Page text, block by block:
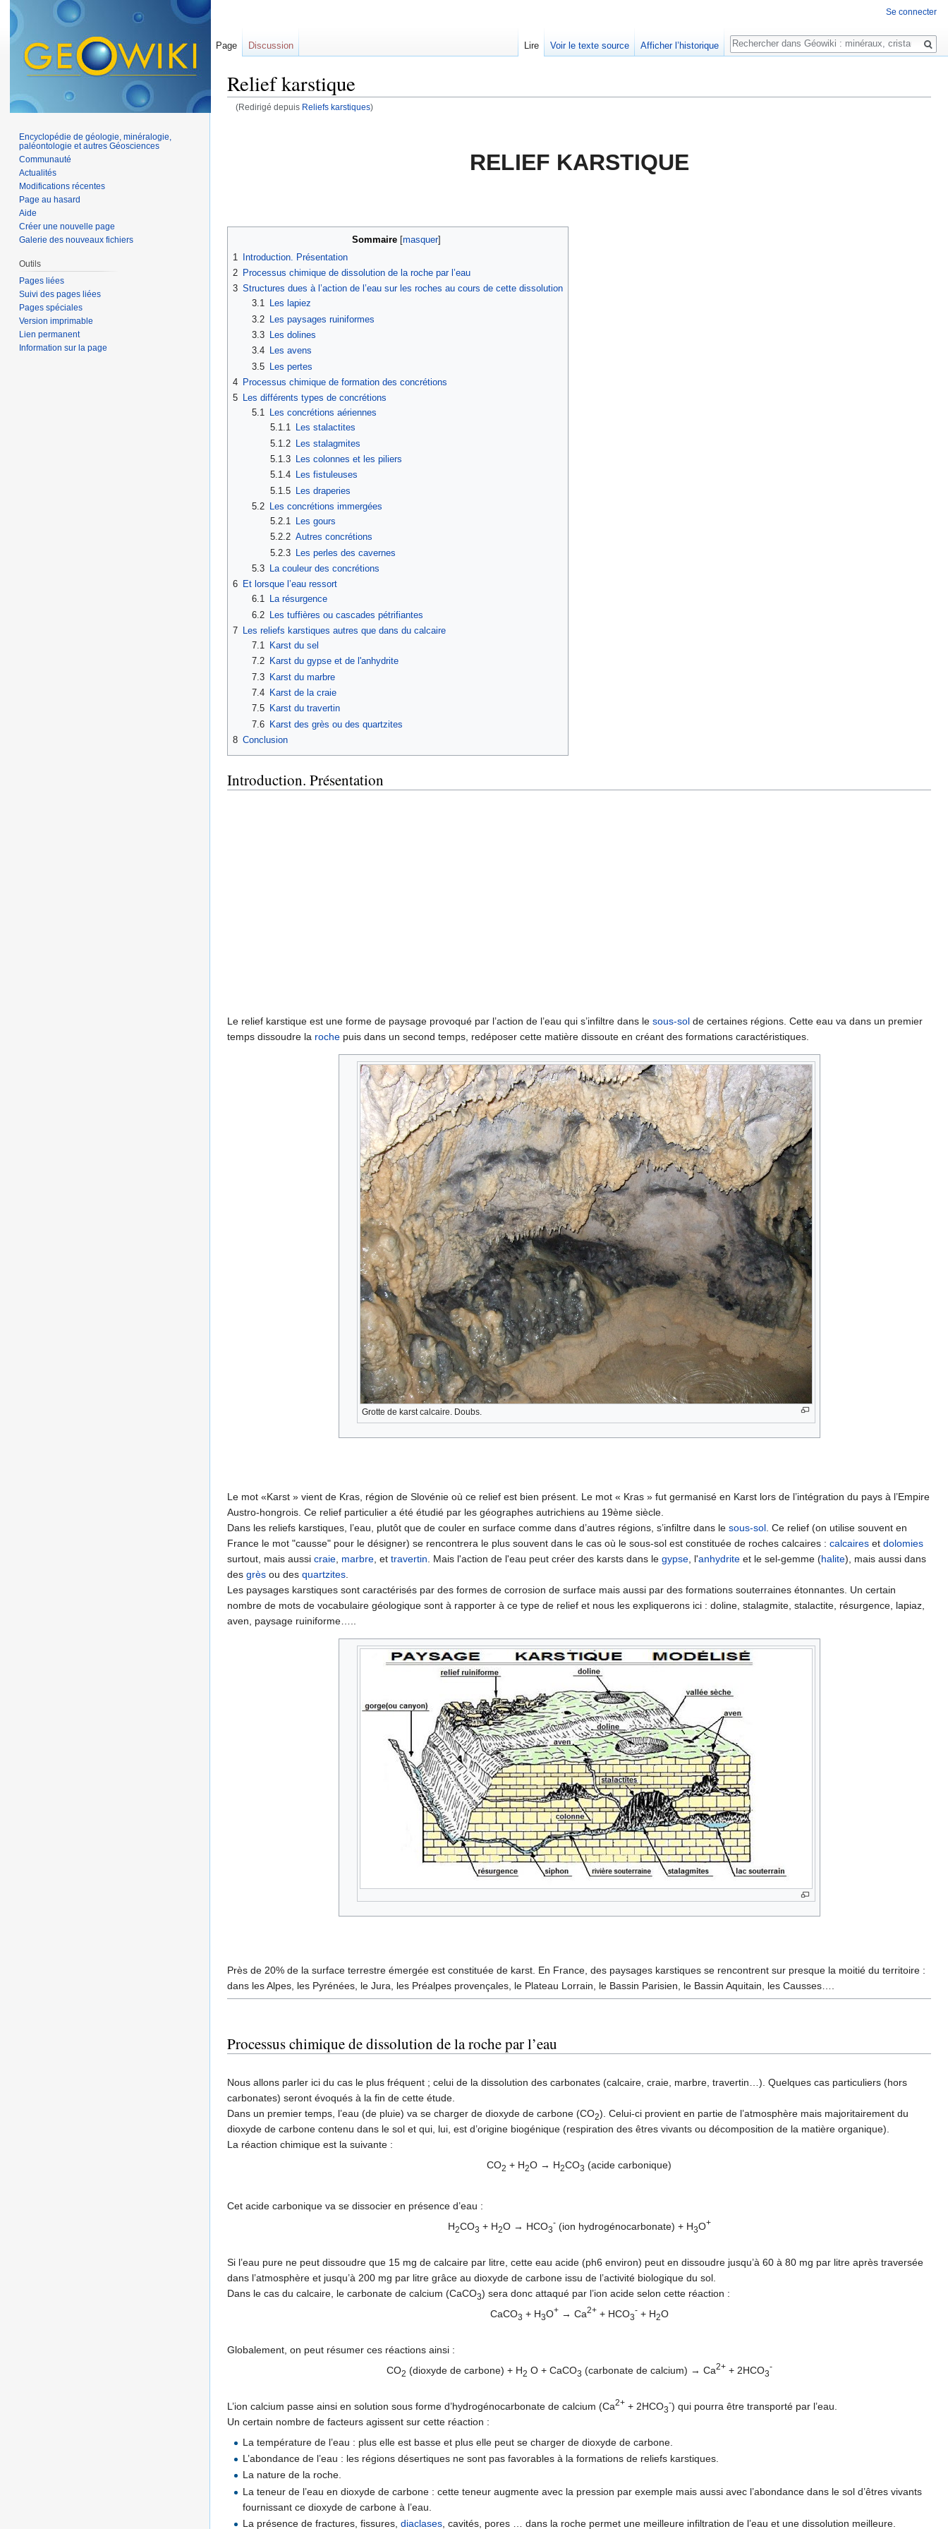
Relief karstique
(Redirigé depuis Reliefs karstiques)
RELIEF KARSTIQUE
Sommaire [masquer]
1
Introduction. Présentation
2 Processus chimique de dissolution de la roche par l’eau
3 Structures dues à l’action de l’eau sur les roches au cours de cette dissolution
3.1
Les lapiez
3.2 Les paysages ruiniformes
3.3
Les dolines
3.4
Les avens
3.5 Les pertes
4 Processus chimique de formation des concrétions
5 Les différents types de concrétions
5.1
Les concrétions aériennes
5.1.1 Les stalactites
5.1.2 Les stalagmites
5.1.3
Les colonnes et les piliers
5.1.4 Les fistuleuses
5.1.5 Les draperies
5.2
Les concrétions immergées
5.2.1
Les gours
5.2.2 Autres concrétions
5.2.3 Les perles des cavernes
5.3
La couleur des concrétions
6 Et lorsque l’eau ressort
6.1
La résurgence
6.2 Les tuffières ou cascades pétrifiantes
7
Les reliefs karstiques autres que dans du calcaire
7.1
Karst du sel
7.2
Karst du gypse et de l'anhydrite
7.3 Karst du marbre
7.4
Karst de la craie
7.5
Karst du travertin
7.6 Karst des grès ou des quartzites
8 Conclusion
Introduction. Présentation
Le relief karstique est une forme de paysage provoqué par l’action de l’eau qui s’infiltre dans le sous-sol de certaines régions. Cette eau va dans un premier
temps dissoudre la roche puis dans un second temps, redéposer cette matière dissoute en créant des formations caractéristiques.
Grotte de karst calcaire. Doubs.
Le mot «Karst » vient de Kras, région de Slovénie où ce relief est bien présent. Le mot « Kras » fut germanisé en Karst lors de l’intégration du pays à l’Empire
Austro-hongrois. Ce relief particulier a été étudié par les géographes autrichiens au 19ème siècle.
Dans les reliefs karstiques, l’eau, plutôt que de couler en surface comme dans d’autres régions, s’infiltre dans le sous-sol . Ce relief (on utilise souvent en
France le mot "causse" pour le désigner) se rencontrera le plus souvent dans le cas où le sous-sol est constituée de roches calcaires : calcaires et dolomies
surtout, mais aussi craie marbre , et travertin . Mais l'action de l'eau peut créer des karsts dans le gypse , l'anhydrite et le sel-gemme (halite), mais aussi dans
des grès ou des quartzites
Les paysages karstiques sont caractérisés par des formes de corrosion de surface mais aussi par des formations souterraines étonnantes. Un certain
nombre de mots de vocabulaire géologique sont à rapporter à ce type de relief et nous les expliquerons ici : doline, stalagmite, stalactite, résurgence, lapiaz,
aven, paysage ruiniforme…..
Près de 20% de la surface terrestre émergée est constituée de karst. En France, des paysages karstiques se rencontrent sur presque la moitié du territoire :
dans les Alpes, les Pyrénées, le Jura, les Préalpes provençales, le Plateau Lorrain, le Bassin Parisien, le Bassin Aquitain, les Causses….
Processus chimique de dissolution de la roche par l’eau
Nous allons parler ici du cas le plus fréquent ; celui de la dissolution des carbonates (calcaire, craie, marbre, travertin…). Quelques cas particuliers (hors
carbonates) seront évoqués à la fin de cette étude.
Dans un premier temps, l’eau (de pluie) va se charger de dioxyde de carbone (CO2). Celui-ci provient en partie de l’atmosphère mais majoritairement du
dioxyde de carbone contenu dans le sol et qui, lui, est d’origine biogénique (respiration des êtres vivants ou décomposition de la matière organique).
La réaction chimique est la suivante :
CO2 + H2O → H2CO3 (acide carbonique)
Cet acide carbonique va se dissocier en présence d’eau :
H2CO3 + H2O → HCO3
-(ion hydrogénocarbonate) + H3O+
Si l’eau pure ne peut dissoudre que 15 mg de calcaire par litre, cette eau acide (ph6 environ) peut en dissoudre jusqu’à 60 à 80 mg par litre après traversée
dans l’atmosphère et jusqu’à 200 mg par litre grâce au dioxyde de carbone issu de l’activité biologique du sol.
Dans le cas du calcaire, le carbonate de calcium (CaCO3) sera donc attaqué par l’ion acide selon cette réaction :
CaCO3 + H3O+→ Ca2++ HCO3
-+ H2O
Globalement, on peut résumer ces réactions ainsi :
CO2 (dioxyde de carbone) + H2 O + CaCO3 (carbonate de calcium) → Ca2++ 2HCO3
-
L’ion calcium passe ainsi en solution sous forme d’hydrogénocarbonate de calcium (Ca2+ + 2HCO3
-) qui pourra être transporté par l’eau.
Un certain nombre de facteurs agissent sur cette réaction :
La température de l’eau : plus elle est basse et plus elle peut se charger de dioxyde de carbone.
L’abondance de l’eau : les régions désertiques ne sont pas favorables à la formations de reliefs karstiques.
La nature de la roche.
La teneur de l’eau en dioxyde de carbone : cette teneur augmente avec la pression par exemple mais aussi avec l’abondance dans le sol d’êtres vivants
fournissant ce dioxyde de carbone à l’eau.
La présence de fractures, fissures,diaclases, cavités, pores … dans la roche permet une meilleure infiltration de l’eau et une dissolution meilleure.
Se connecter
Page Discussion Lire Voir le texte source Afficher l’historique
Rechercher
Encyclopédie de géologie, minéralogie,
paléontologie et autres Géosciences
Communauté
Actualités
Modifications récentes
Page au hasard
Aide
Créer une nouvelle page
Galerie des nouveaux fichiers
Outils
Pages liées
Suivi des pages liées
Pages spéciales
Version imprimable
Lien permanent
Information sur la page